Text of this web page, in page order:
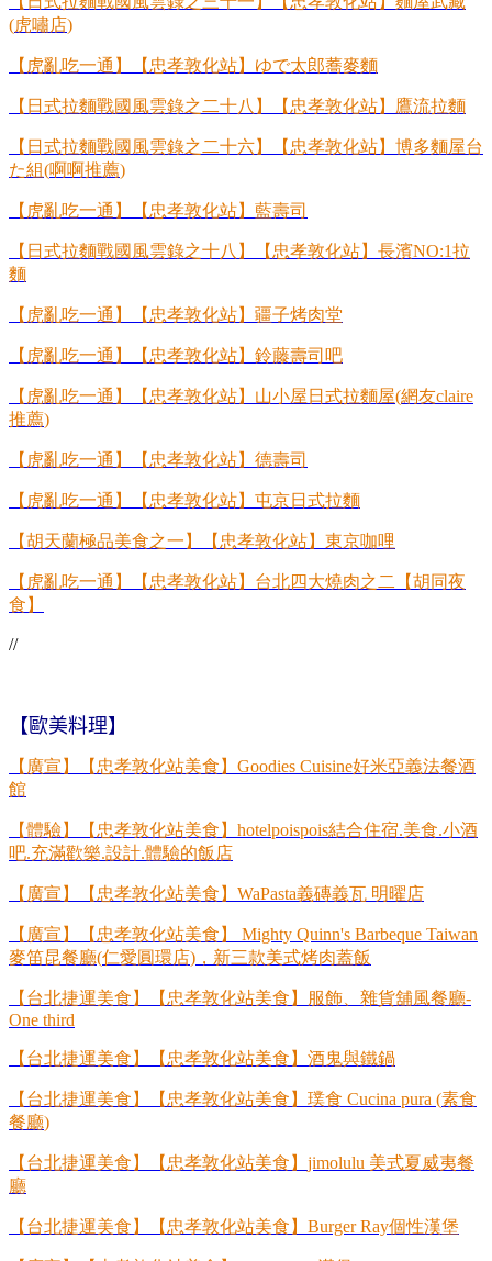
(虎嘯店)
【虎亂吃一通】【忠孝敦化站】ゆで太郎蕎麥麵
【日式拉麵戰國風雲錄之二十八】【忠孝敦化站】鷹流拉麵
【日式拉麵戰國風雲錄之二十六】【忠孝敦化站】博多麵屋台
た組(啊啊推薦)
【虎亂吃一通】【忠孝敦化站】藍壽司
【日式拉麵戰國風雲錄之十八】【忠孝敦化站】長濱NO:1拉
麵
【虎亂吃一通】【忠孝敦化站】疆子烤肉堂
【虎亂吃一通】【忠孝敦化站】鈴藤壽司吧
【虎亂吃一通】【忠孝敦化站】山小屋日式拉麵屋(網友claire
推薦)
【虎亂吃一通】【忠孝敦化站】德壽司
【虎亂吃一通】【忠孝敦化站】屯京日式拉麵
【胡天蘭極品美食之一】【忠孝敦化站】東京咖哩
【虎亂吃一通】【忠孝敦化站】台北四大燒肉之二【胡同夜
食】
//
【歐美料理】
【廣宣】【 忠孝敦化站美食】 Goodies Cuisine好米亞義法餐酒
館
【體驗】【忠孝敦化站美食】 hotelpoispois結合住宿.美食.小酒
吧.充滿歡樂.設計.體驗的飯店
【廣宣】【忠孝敦化站美食】 WaPasta義磚義瓦 明曜店
【廣宣】【忠孝敦化站美食】
Mighty Quinn's Barbeque Taiwan
麥笛昆餐廳(仁愛圓環店) ，新三款美式烤肉蓋飯
【台北捷運美食】【忠孝敦化站美食】服飾、雜貨舖風餐廳-
One third
【台北捷運美食】【忠孝敦化站美食】酒鬼與鐵鍋
【台北捷運美食】【忠孝敦化站美食】璞食 Cucina pura (素食
餐廳)
【台北捷運美食】【忠孝敦化站美食】 jimolulu 美式夏威夷餐
廳
【台北捷運美食】【忠孝敦化站美食】 Burger Ray個性漢堡